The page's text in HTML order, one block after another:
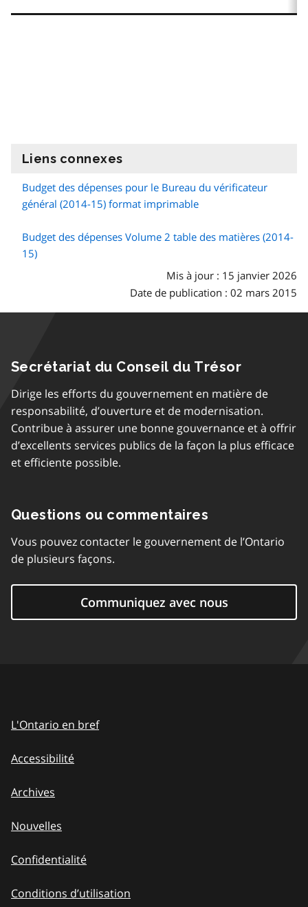
Liens connexes
Budget des dépenses pour le Bureau du vérificateur
général (2014-15) format imprimable
Budget des dépenses Volume 2 table des matières (2014-
15)
Mis à jour : 15 janvier 2026
Date de publication : 02 mars 2015
Secrétariat du Conseil du Trésor
Dirige les efforts du gouvernement en matière de
responsabilité, d’ouverture et de modernisation.
Contribue à assurer une bonne gouvernance et à offrir
d’excellents services publics de la façon la plus efficace
et efficiente possible.
Questions ou commentaires
Vous pouvez contacter le gouvernement de l’Ontario
de plusieurs façons.
Communiquez avec nous
L'Ontario en bref
Accessibilité
Archives
Nouvelles
Confidentialité
Conditions d’utilisation